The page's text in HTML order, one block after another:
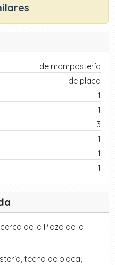
.
de mampostería
de placa
1
1
3
1
1
1
de la Plaza de la
techo de placa,